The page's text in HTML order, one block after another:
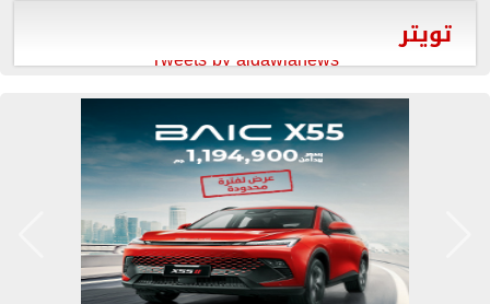
تويتر
Tweets by aldawlanews